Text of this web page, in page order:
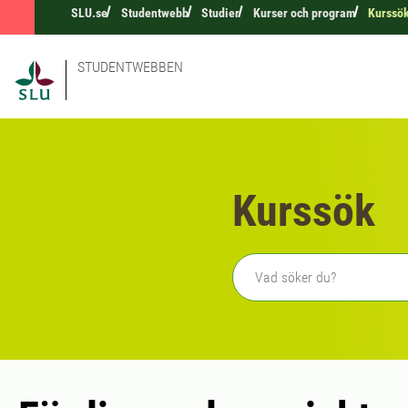
SLU.se Studentwebb Studier Kurser och program
STUDENTWEBBEN
Kurssök
Fritext sökning